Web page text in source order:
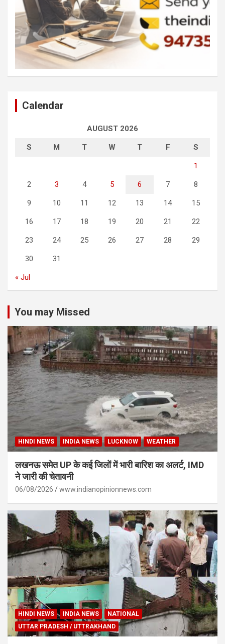
Calendar
AUGUST 2026
S M T W T F S
1
2 3 4 5 6 7 8
9 10 11 12 13 14 15
16 17 18 19 20 21 22
23 24 25 26 27 28 29
30 31
« Jul
You may Missed
HINDI NEWS INDIA NEWS LUCKNOW WEATHER
लखनऊ समेत UP के कई जिलों में भारी बारिश का अलर्ट, IMD
ने जारी की चेतावनी
06/08/2026 www.indianopinionnews.com
HINDI NEWS INDIA NEWS
NATIONAL
UTTAR PRADESH / UTTRAKHAND